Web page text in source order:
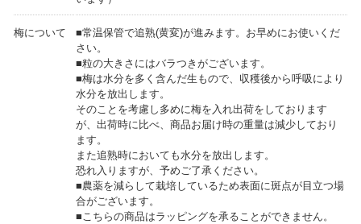
梅について
■常温保管で追熟(黄変)が進みます。お早めにお使いくだ
さい。
■粒の大きさにはバラつきがございます。
■梅は水分を多く含んだ生もので、収穫後から呼吸により
水分を放出します。
そのことを考慮し多めに梅を入れ出荷をしております
が、出荷時に比べ、商品お届け時の重量は減少しており
ます。
また追熟時においても水分を放出します。
恐れ入りますが、予めご了承ください。
■農薬を減らして栽培しているため表面に斑点が目立つ場
合がございます。
■こちらの商品はラッピングを承ることができません。